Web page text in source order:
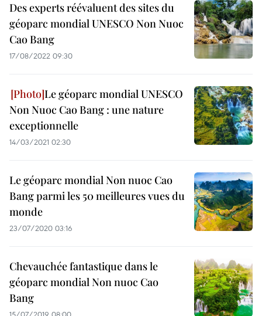
Des experts réévaluent des sites du
géoparc mondial UNESCO Non Nuoc
Cao Bang
17/08/2022 09:30
Le géoparc mondial UNESCO
Non Nuoc Cao Bang : une nature
exceptionnelle
14/03/2021 02:30
Le géoparc mondial Non nuoc Cao
Bang parmi les 50 meilleures vues du
monde
23/07/2020 03:16
Chevauchée fantastique dans le
géoparc mondial Non nuoc Cao
Bang